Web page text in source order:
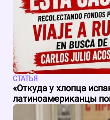
СТАТЬЯ
«Откуда у хлопца
латиноамериканцы